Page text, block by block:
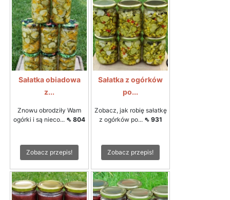
Sałatka obiadowa
z...
Znowu obrodziły Wam
ogórki i są nieco... ⇖ 804
Zobacz przepis!
Sałatka z ogórków
po...
Zobacz, jak robię sałatkę
z ogórków po... ⇖ 931
Zobacz przepis!